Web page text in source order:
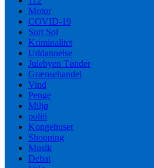
Motor
COVID-19
Sort Sol
Kriminalitet
Uddannelse
Julebyen Tønder
Grænsehandel
Vind
Penge
Miljø
politi
Kongehuset
Shopping
Musik
Debat